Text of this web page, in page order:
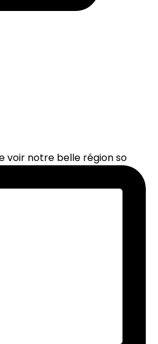
voir notre belle région so